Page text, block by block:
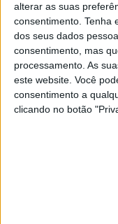
alterar as suas
consentimento. Tenha
dos seus dados
consentimento, mas
processamento. As
este website. Você
consentimento a
clicando no botão
maiores prestações
ligação entre as as
pesadas
de estrada que
em simultâneo
para podermos
mesmas. É o caso